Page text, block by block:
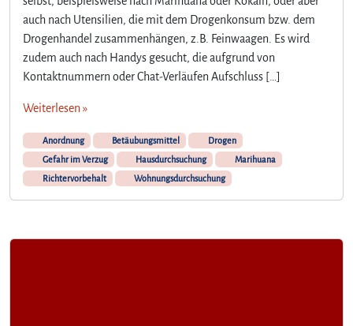
auch nach Utensilien, die mit dem Drogenkonsum bzw. dem
Drogenhandel zusammenhängen, z.B. Feinwaagen. Es wird
zudem auch nach Handys gesucht, die aufgrund von
Kontaktnummern oder Chat-Verläufen Aufschluss […]
Weiterlesen »
Anordnung Betäubungsmittel
Drogen
Gefahr im Verzug
Hausdurchsuchung
Marihuana
Richtervorbehalt
Wohnungsdurchsuchung